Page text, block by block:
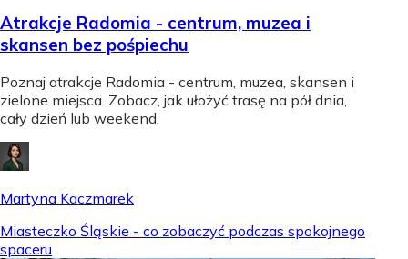
Atrakcje Radomia - centrum, muzea i
skansen bez pośpiechu
Poznaj atrakcje Radomia - centrum, muzea, skansen i
zielone miejsca. Zobacz, jak ułożyć trasę na pół dnia,
cały dzień lub weekend.
Martyna Kaczmarek
Miasteczko Śląskie - co zobaczyć podczas spokojnego
spaceru